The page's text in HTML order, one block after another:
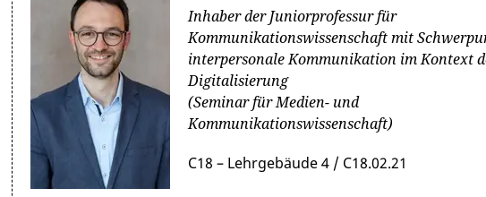
Inhaber der Juniorprofessur für
Kommunikationswissenschaft mit
interpersonale Kommunikation im Kontext
Digitalisierung
(Seminar für Medien- und
Kommunikationswissenschaft)
C18 – Lehrgebäude 4 / C18.02.21